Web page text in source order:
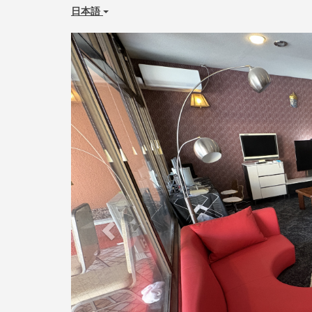
日本語
Previous